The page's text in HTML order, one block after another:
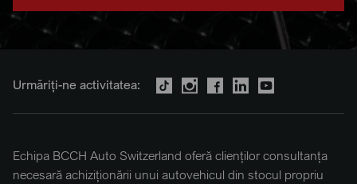
Urmăriți-ne activitatea:
Echipa BCCH Auto Switzerland oferă clienților consultanța
necesară achiziționării unui autovehicul din stocul propriu